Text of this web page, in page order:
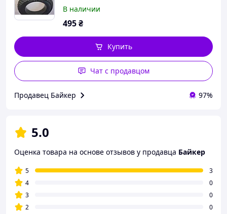
В наличии
495₴
Купить
Чат с продавцом
Продавец Байкер 97%
5.0
Оценка товара на основе отзывов у продавца Байкер
5
3
4
0
3
0
2
0